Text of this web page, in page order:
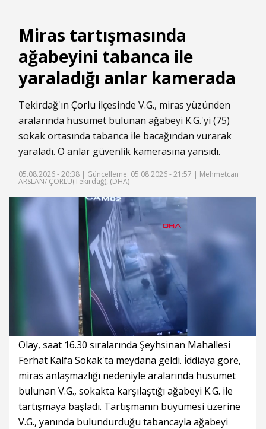
Miras tartışmasında
ağabeyini tabanca ile
yaraladığı anlar kamerada
Tekirdağ'ın Çorlu ilçesinde V.G., miras yüzünden
aralarında husumet bulunan ağabeyi K.G.'yi (75)
sokak ortasında tabanca ile bacağından vurarak
yaraladı. O anlar güvenlik kamerasına yansıdı.
05.08.2026 - 20:38 | Güncelleme: 05.08.2026 - 21:57 | Mehmetcan
ARSLAN/ ÇORLU(Tekirdağ), (DHA)-
/
Toplam
Yüklendi:
0%
Yükleniyor:
0%
Olay, saat 16.30 sıralarında Şeyhsinan Mahallesi
Ferhat Kalfa Sokak'ta meydana geldi. İddiaya göre,
miras anlaşmazlığı nedeniyle aralarında husumet
bulunan V.G., sokakta karşılaştığı ağabeyi K.G. ile
tartışmaya başladı. Tartışmanın büyümesi üzerine
V.G., yanında bulundurduğu tabancayla ağabeyi